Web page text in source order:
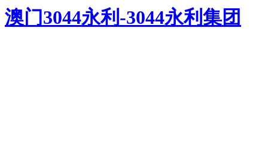
澳门3044永利-3044永利集团